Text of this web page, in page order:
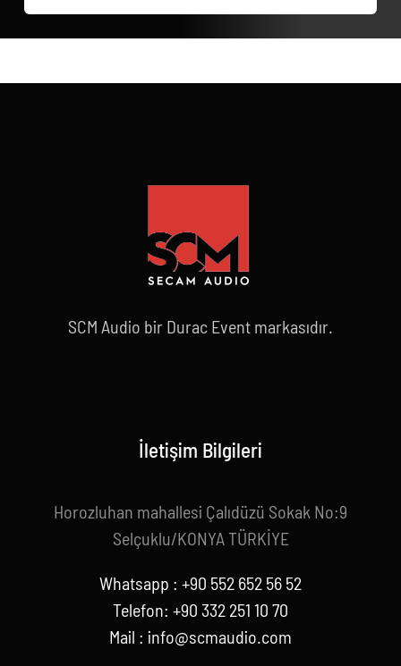
SCM Audio bir Durac Event markasıdır.
İletişim Bilgileri
Horozluhan mahallesi Çalıdüzü Sokak No:9
Selçuklu/KONYA TÜRKİYE
Whatsapp : +90 552 652 56 52
Telefon: +90 332 251 10 70
Mail : info@scmaudio.com